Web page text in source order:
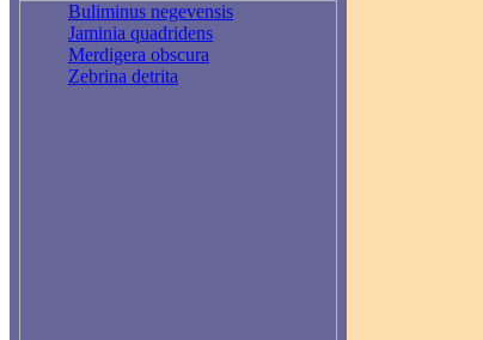
Buliminus negevensis
Jaminia quadridens
Merdigera obscura
Zebrina detrita